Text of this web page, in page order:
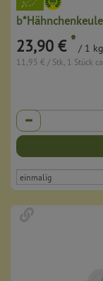
23,90 € * / 1 kg
11,95 € / Stk, 1 Stück
Anzahl